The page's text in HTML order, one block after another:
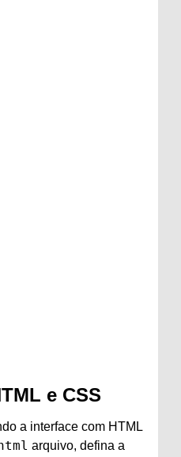
e CSS
a interface com HTML
arquivo, defina a